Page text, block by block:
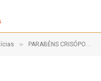
» PARABÉNS CRISÓPOLIS, PELOS 63 ANOS DE EMANCIPAÇÃO POLÍTICA!